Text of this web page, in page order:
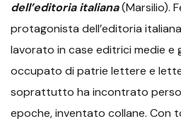
dell’editoria italiana(Marsilio).
protagonista dell’editoria
lavorato in case editrici medie e
occupato di patrie lettere e
soprattutto ha incontrato
epoche, inventato collane. Con